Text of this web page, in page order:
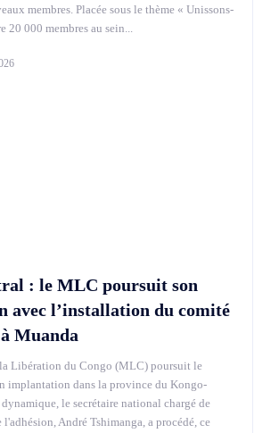
membres. Placée sous le thème « Unissons-
20 000 membres au sein...
: le MLC poursuit son
avec l’installation du comité
Muanda
Libération du Congo (MLC) poursuit le
implantation dans la province du Kongo-
le secrétaire national chargé de
André Tshimanga, a procédé, ce